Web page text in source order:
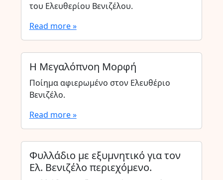
του Ελευθερίου Βενιζέλου.
Read more »
Η Μεγαλόπνοη Μορφή
Ποίημα αφιερωμένο στον Ελευθέριο
Βενιζέλο.
Read more »
Φυλλάδιο με εξυμνητικό για τον
Ελ. Βενιζέλο περιεχόμενο.